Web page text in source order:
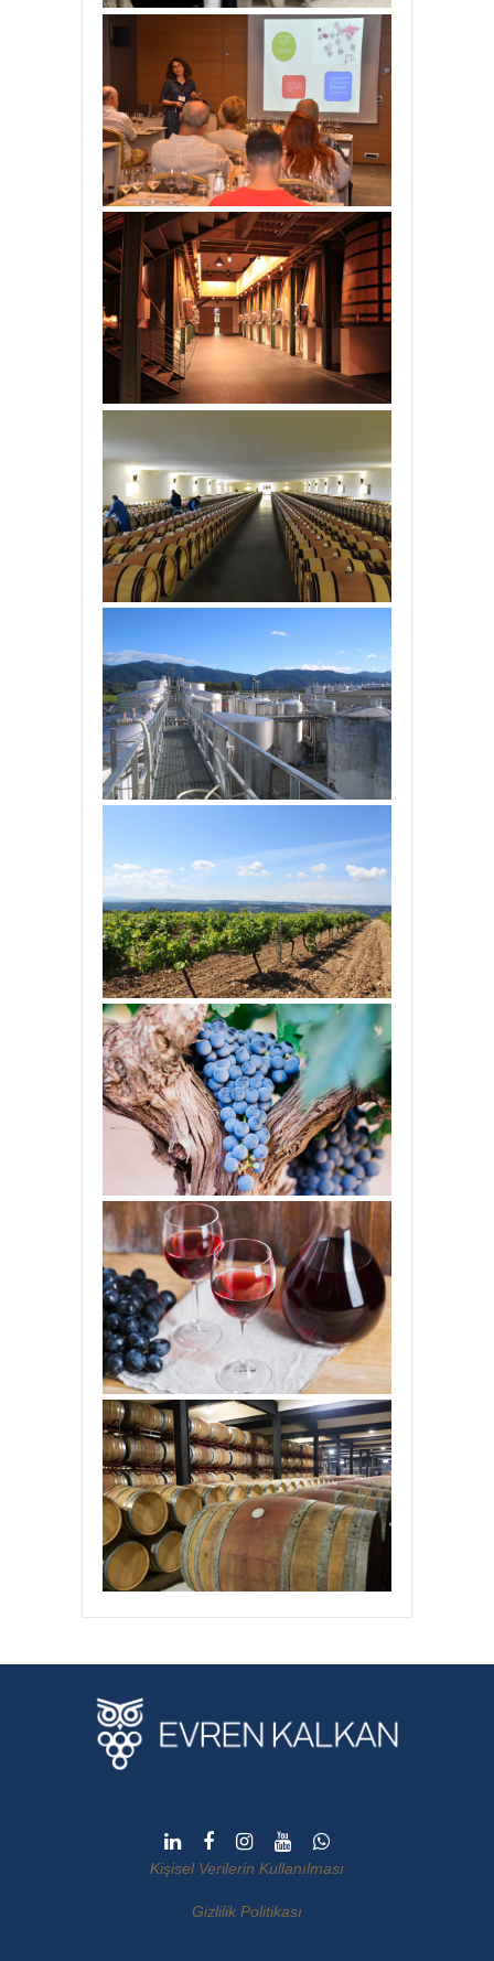
Kişisel Verilerin Kullanılması
Gizlilik Politikası